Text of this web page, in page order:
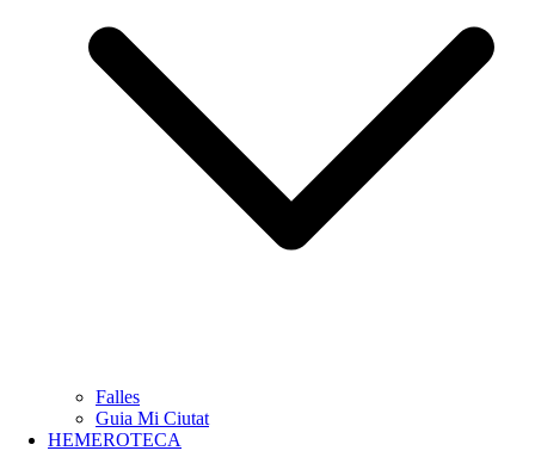
Falles
Guia Mi Ciutat
HEMEROTECA